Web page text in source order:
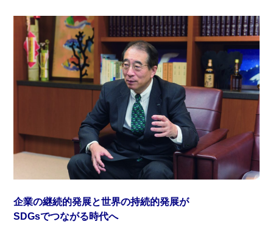
企業の継続的発展と世界の持続的発展が
SDGsでつながる時代へ